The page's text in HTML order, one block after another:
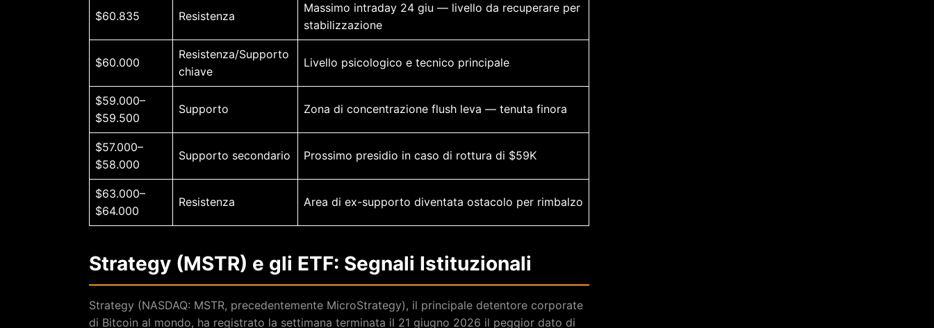
$60.835 Resistenza
Massimo intraday 24 giu — livello da recuperare per
stabilizzazione
$60.000
Resistenza/Supporto
chiave
Livello psicologico e tecnico principale
$59.000–
$59.500
Supporto Zona di concentrazione flush leva — tenuta finora
$57.000–
$58.000
Supporto secondario Prossimo presidio in caso di rottura di $59K
$63.000–
$64.000
Resistenza Area di ex-supporto diventata ostacolo per rimbalzo
Strategy (MSTR) e gli ETF: Segnali Istituzionali
Strategy (NASDAQ: MSTR, precedentemente MicroStrategy), il principale detentore corporate
di Bitcoin al mondo, ha registrato la settimana terminata il 21 giugno 2026 il peggior dato di